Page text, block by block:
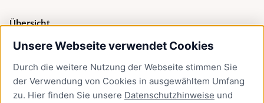
Unsere Webseite verwendet Cookies
Durch die weitere Nutzung der Webseite stimmen Sie
der Verwendung von Cookies in ausgewähltem Umfang
zu. Hier finden Sie unsere Datenschutzhinweise und
Übersicht
Bürgerservice
Presse
Newsletter Lübeck:kompakt